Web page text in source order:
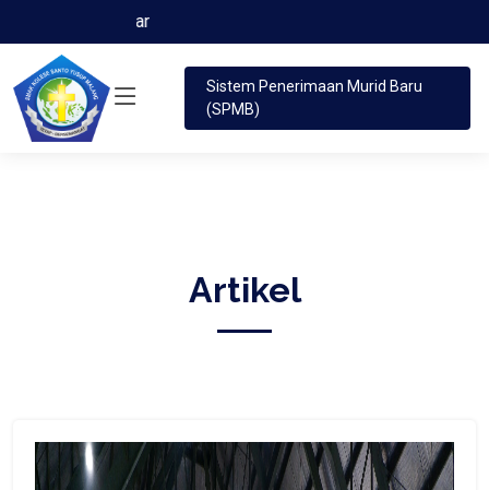
Sistem Penerimaan Murid Baru
(SPMB)
Artikel